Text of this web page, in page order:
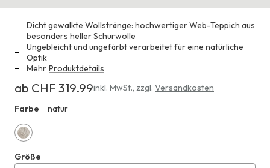
Dicht gewalkte Wollstränge: hochwertiger Web-Teppich aus
besonders heller Schurwolle
Ungebleicht und ungefärbt verarbeitet für eine natürliche
Optik
Mehr Produktdetails
Erhältlich
CHF 319.99
ab CHF 319.99inkl. MwSt., zzgl. Versandkosten
Farbe
natur
Größe